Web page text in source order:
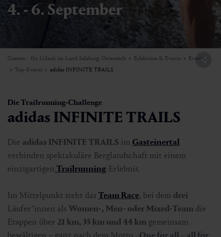
4. - 6. September
Gastein - Ihr Urlaub im Land Salzburg, Österreich Erlebnisse & Events
Events
Top-Events
adidas INFINITE TRAILS
Die Trailrunning-Challenge
adidas INFINITE TRAILS
Die adidas INFINITE TRAILS im Gasteinertal
verbinden spektakuläre Berglandschaft mit einem
einzigartigenTrailrunning-Erlebnis.
Im Mittelpunkt steht das Team Race, bei dem drei
Läufer*innen als Women-, Men- oder Mixed-Team die
Etappen über 21 km, 35 km und 44 km gemeinsam